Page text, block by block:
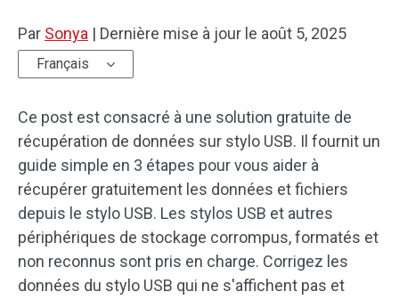
Par Sonya | Dernière mise à jour le août 5, 2025
Français
Ce post est consacré à une solution gratuite de
récupération de données sur stylo USB. Il fournit un
guide simple en 3 étapes pour vous aider à
récupérer gratuitement les données et fichiers
depuis le stylo USB. Les stylos USB et autres
périphériques de stockage corrompus, formatés et
non reconnus sont pris en charge. Corrigez les
données du stylo USB qui ne s'affichent pas et